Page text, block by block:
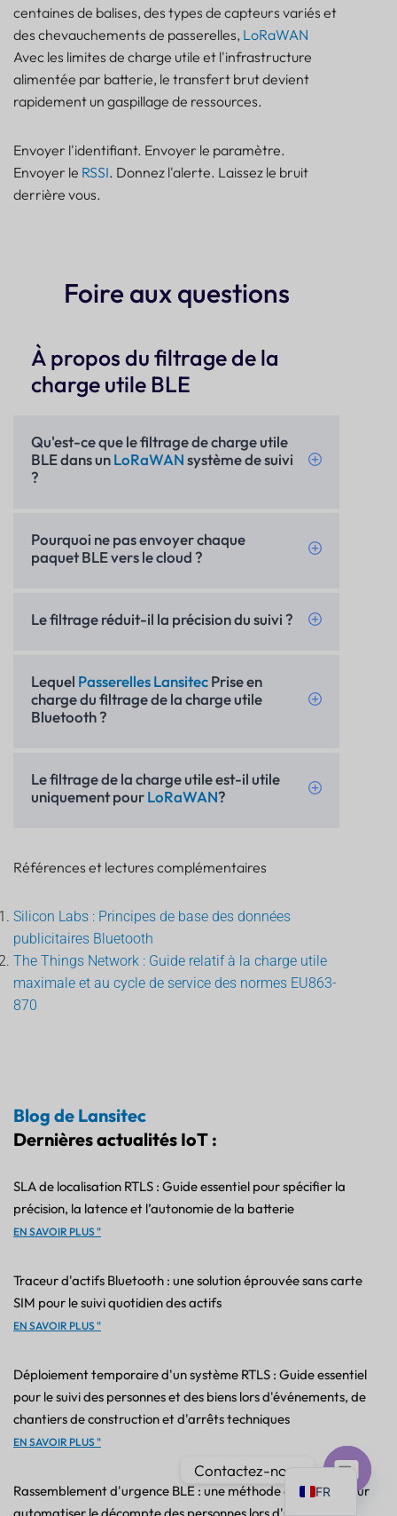
centaines de balises, des types de capteurs variés et
des chevauchements de passerelles, LoRaWAN
Avec les limites de charge utile et l'infrastructure
alimentée par batterie, le transfert brut devient
rapidement un gaspillage de ressources.
Envoyer l'identifiant. Envoyer le paramètre.
Envoyer le RSSI. Donnez l'alerte. Laissez le bruit
derrière vous.
Foire aux questions
À propos du filtrage de la
charge utile BLE
Qu'est-ce que le filtrage de charge utile
BLE dans unLoRaWANsystème de suivi
?
Pourquoi ne pas envoyer chaque
paquet BLE vers le cloud ?
Le filtrage réduit-il la précision du suivi ?
Lequel Passerelles LansitecPrise en
charge du filtrage de la charge utile
Bluetooth ?
Le filtrage de la charge utile est-il utile
uniquement pourLoRaWAN?
Références et lectures complémentaires
Silicon Labs : Principes de base des données
publicitaires Bluetooth
The Things Network : Guide relatif à la charge utile
maximale et au cycle de service des normes EU863-
870
Blog de Lansitec
Dernières actualités IoT :
SLA de localisation RTLS : Guide essentiel pour spécifier la
précision, la latence et l’autonomie de la batterie
EN SAVOIR PLUS "
Traceur d'actifs Bluetooth : une solution éprouvée sans carte
SIM pour le suivi quotidien des actifs
EN SAVOIR PLUS "
Déploiement temporaire d'un système RTLS : Guide essentiel
pour le suivi des personnes et des biens lors d'événements, de
chantiers de construction et d'arrêts techniques
EN SAVOIR PLUS "
Rassemblement d'urgence BLE : une méthode éprouvée pour
FR
EN
KO
DE
AR
Contactez-nous